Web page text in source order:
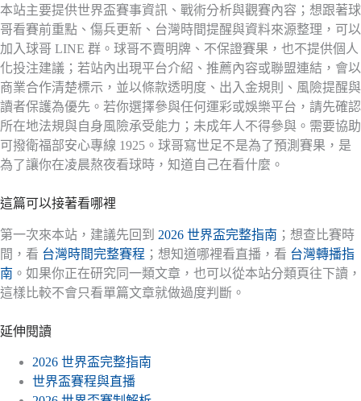
本站主要提供世界盃賽事資訊、戰術分析與觀賽內容；想跟著球
哥看賽前重點、傷兵更新、台灣時間提醒與資料來源整理，可以
加入球哥 LINE 群。球哥不賣明牌、不保證賽果，也不提供個人
化投注建議；若站內出現平台介紹、推薦內容或聯盟連結，會以
商業合作清楚標示，並以條款透明度、出入金規則、風險提醒與
讀者保護為優先。若你選擇參與任何運彩或娛樂平台，請先確認
所在地法規與自身風險承受能力；未成年人不得參與。需要協助
可撥衛福部安心專線 1925。球哥寫世足不是為了預測賽果，是
為了讓你在凌晨熬夜看球時，知道自己在看什麼。
這篇可以接著看哪裡
第一次來本站，建議先回到 2026 世界盃完整指南 ；想查比賽時
間，看 台灣時間完整賽程 ；想知道哪裡看直播，看 台灣轉播指
南 。如果你正在研究同一類文章，也可以從本站分類頁往下讀，
這樣比較不會只看單篇文章就做過度判斷。
延伸閱讀
2026 世界盃完整指南
世界盃賽程與直播